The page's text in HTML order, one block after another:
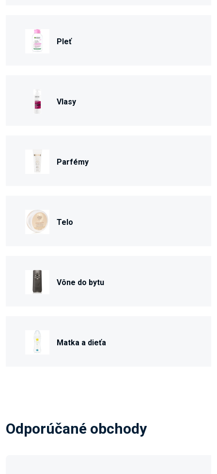
Pleť
Vlasy
Parfémy
Telo
Vône do bytu
Matka a dieťa
Odporúčané obchody